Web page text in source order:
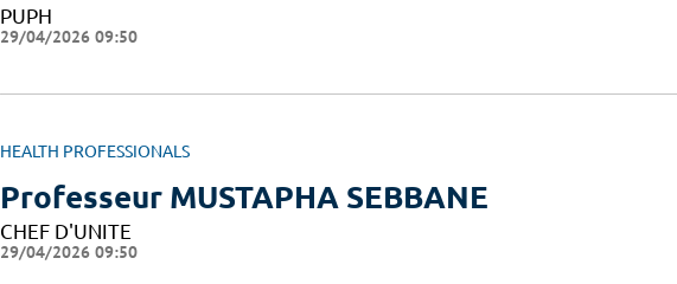
PUPH
29/04/2026 09:50
HEALTH PROFESSIONALS
Professeur MUSTAPHA SEBBANE
CHEF D'UNITE
29/04/2026 09:50